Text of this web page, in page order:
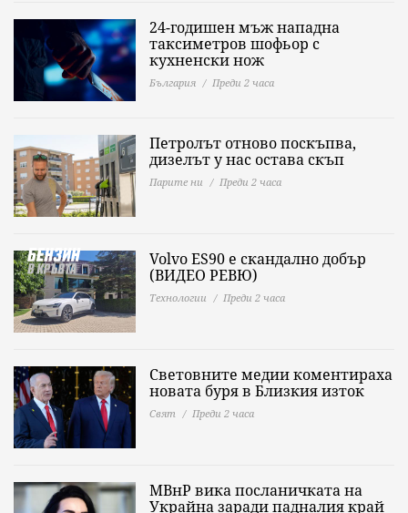
24-годишен мъж нападна
таксиметров шофьор с
кухненски нож
България Преди 2 часа
Петролът отново поскъпва,
дизелът у нас остава скъп
Парите ни Преди 2 часа
Volvo ES90 е скандално добър
(ВИДЕО РЕВЮ)
Технологии Преди 2 часа
Световните медии коментираха
новата буря в Близкия изток
Свят Преди 2 часа
МВнР вика посланичката на
Украйна заради падналия край